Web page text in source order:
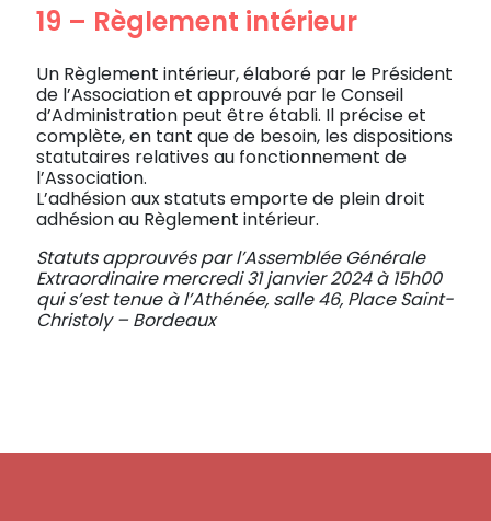
19 – Règlement intérieur
Un Règlement intérieur, élaboré par le Président
de l’Association et approuvé par le Conseil
d’Administration peut être établi. Il précise et
complète, en tant que de besoin, les dispositions
statutaires relatives au fonctionnement de
l’Association.
L’adhésion aux statuts emporte de plein droit
adhésion au Règlement intérieur.
Statuts approuvés par l’Assemblée Générale
Extraordinaire mercredi 31 janvier 2024 à 15h00
qui s’est tenue à l’Athénée, salle 46, Place Saint-
Christoly – Bordeaux